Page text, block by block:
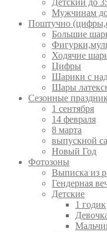
Мужчинам
Поштучно
Большие
Ходячие
Цифры
Шарики с
Шары
Сезонные
1 сентября
14 февраля
8 марта
выпускной
Новый Год
Фотозоны
Выписка из
Гендерная
Детские
1 годик